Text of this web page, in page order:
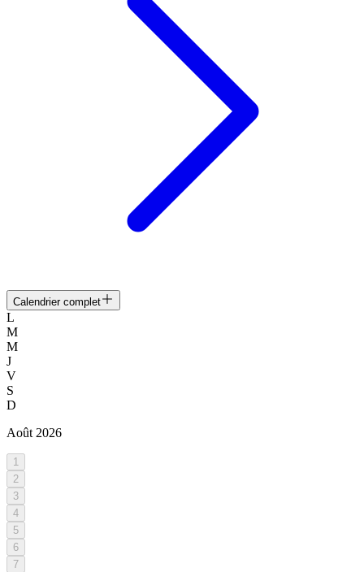
Calendrier complet
L
M
M
J
V
S
D
Août 2026
1
2
3
4
5
6
7